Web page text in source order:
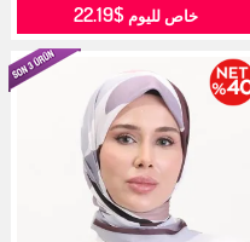
خاص لليوم $22.19